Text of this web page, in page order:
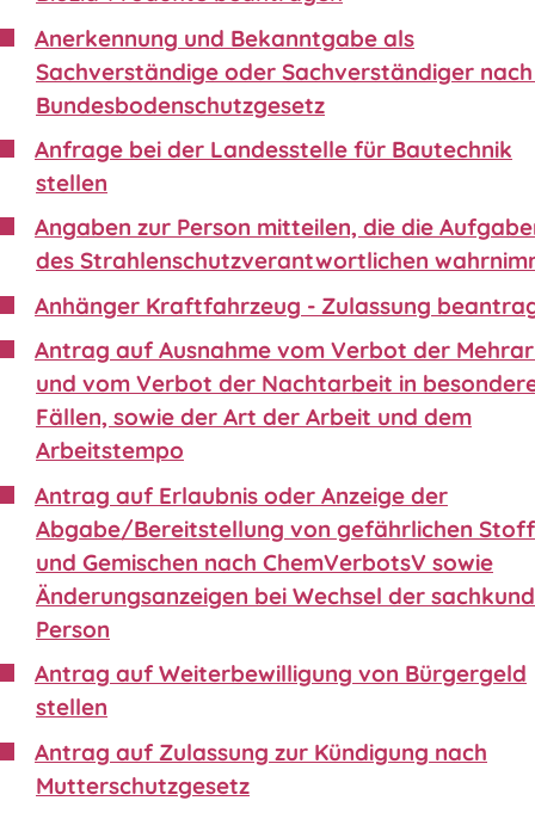
Anerkennung und Bekanntgabe als
Sachverständige oder Sachverständiger nach
Bundesbodenschutzgesetz
Anfrage bei der Landesstelle für Bautechnik
stellen
Angaben zur Person mitteilen, die die
des Strahlenschutzverantwortlichen
Anhänger Kraftfahrzeug - Zulassung
Antrag auf Ausnahme vom Verbot der
und vom Verbot der Nachtarbeit in
Fällen, sowie der Art der Arbeit und dem
Arbeitstempo
Antrag auf Erlaubnis oder Anzeige der
Abgabe/Bereitstellung von gefährlichen
und Gemischen nach ChemVerbotsV sowie
Änderungsanzeigen bei Wechsel der
Person
Antrag auf Weiterbewilligung von Bürgergeld
stellen
Antrag auf Zulassung zur Kündigung nach
Mutterschutzgesetz